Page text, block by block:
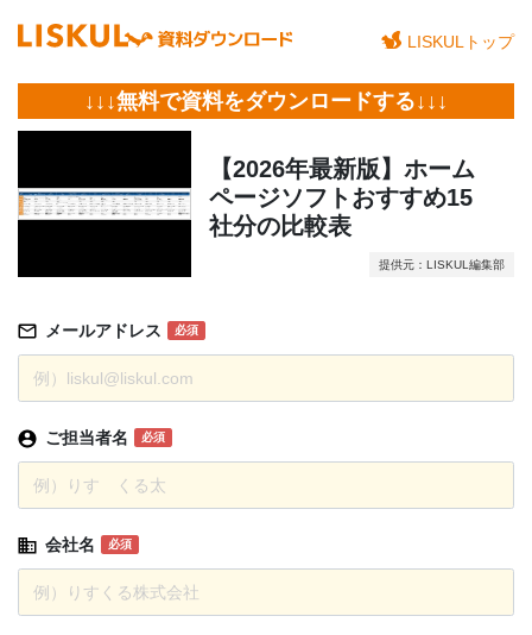
LISKULトップ
↓↓↓無料で資料をダウンロードする↓↓↓
【2026年最新版】ホーム
ページソフトおすすめ15
社分の比較表
提供元：LISKUL編集部
メールアドレス 必須
ご担当者名 必須
会社名 必須